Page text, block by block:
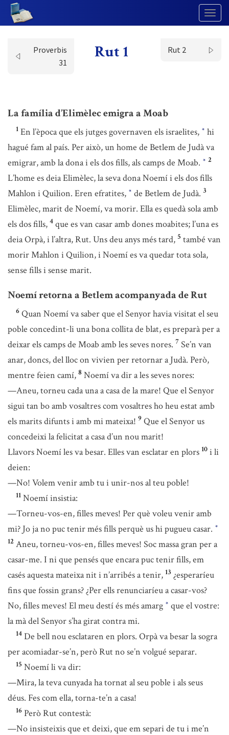
Proverbis
31
Rut 1 Rut 2
La família d’Elimèlec emigra a Moab
1 En l’època que els jutges governaven els israelites, * hi
hagué fam al país. Per això, un home de Betlem de Judà va
emigrar, amb la dona i els dos fills, als camps de Moab. * 2
L’home es deia Elimèlec, la seva dona Noemí i els dos fills
Mahlon i Quilion. Eren efratites, * de Betlem de Judà. 3
Elimèlec, marit de Noemí, va morir. Ella es quedà sola amb
els dos fills, 4 que es van casar amb dones moabites; l’una es
deia Orpà, i l’altra, Rut. Uns deu anys més tard, 5 també van
morir Mahlon i Quilion, i Noemí es va quedar tota sola,
sense fills i sense marit.
Noemí retorna a Betlem acompanyada de Rut
6 Quan Noemí va saber que el Senyor havia visitat el seu
poble concedint-li una bona collita de blat, es preparà per a
deixar els camps de Moab amb les seves nores. 7 Se’n van
anar, doncs, del lloc on vivien per retornar a Judà. Però,
mentre feien camí, 8 Noemí va dir a les seves nores:
—Aneu, torneu cada una a casa de la mare! Que el Senyor
sigui tan bo amb vosaltres com vosaltres ho heu estat amb
els marits difunts i amb mi mateixa! 9 Que el Senyor us
concedeixi la felicitat a casa d’un nou marit!
Llavors Noemí les va besar. Elles van esclatar en plors 10 i li
deien:
—No! Volem venir amb tu i unir-nos al teu poble!
11 Noemí insistia:
—Torneu-vos-en, filles meves! Per què voleu venir amb
mi? Jo ja no puc tenir més fills perquè us hi pugueu casar. *
12 Aneu, torneu-vos-en, filles meves! Soc massa gran per a
casar-me. I ni que pensés que encara puc tenir fills, em
casés aquesta mateixa nit i n’arribés a tenir, 13 ¿esperaríeu
fins que fossin grans? ¿Per ells renunciaríeu a casar-vos?
No, filles meves! El meu destí és més amarg * que el vostre:
la mà del Senyor s’ha girat contra mi.
14 De bell nou esclataren en plors. Orpà va besar la sogra
per acomiadar-se’n, però Rut no se’n volgué separar.
15 Noemí li va dir:
—Mira, la teva cunyada ha tornat al seu poble i als seus
déus. Fes com ella, torna-te’n a casa!
16 Però Rut contestà:
—No insisteixis que et deixi, que em separi de tu i me’n